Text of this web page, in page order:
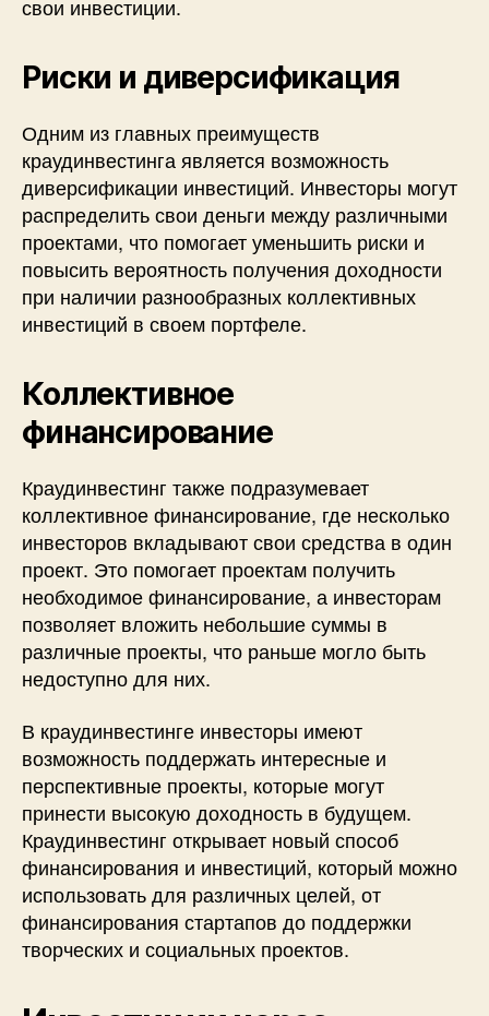
свои инвестиции.
Риски и диверсификация
Одним из главных преимуществ
краудинвестинга является возможность
диверсификации инвестиций. Инвесторы могут
распределить свои деньги между различными
проектами, что помогает уменьшить риски и
повысить вероятность получения доходности
при наличии разнообразных коллективных
инвестиций в своем портфеле.
Коллективное
финансирование
Краудинвестинг также подразумевает
коллективное финансирование, где несколько
инвесторов вкладывают свои средства в один
проект. Это помогает проектам получить
необходимое финансирование, а инвесторам
позволяет вложить небольшие суммы в
различные проекты, что раньше могло быть
недоступно для них.
В краудинвестинге инвесторы имеют
возможность поддержать интересные и
перспективные проекты, которые могут
принести высокую доходность в будущем.
Краудинвестинг открывает новый способ
финансирования и инвестиций, который можно
использовать для различных целей, от
финансирования стартапов до поддержки
творческих и социальных проектов.